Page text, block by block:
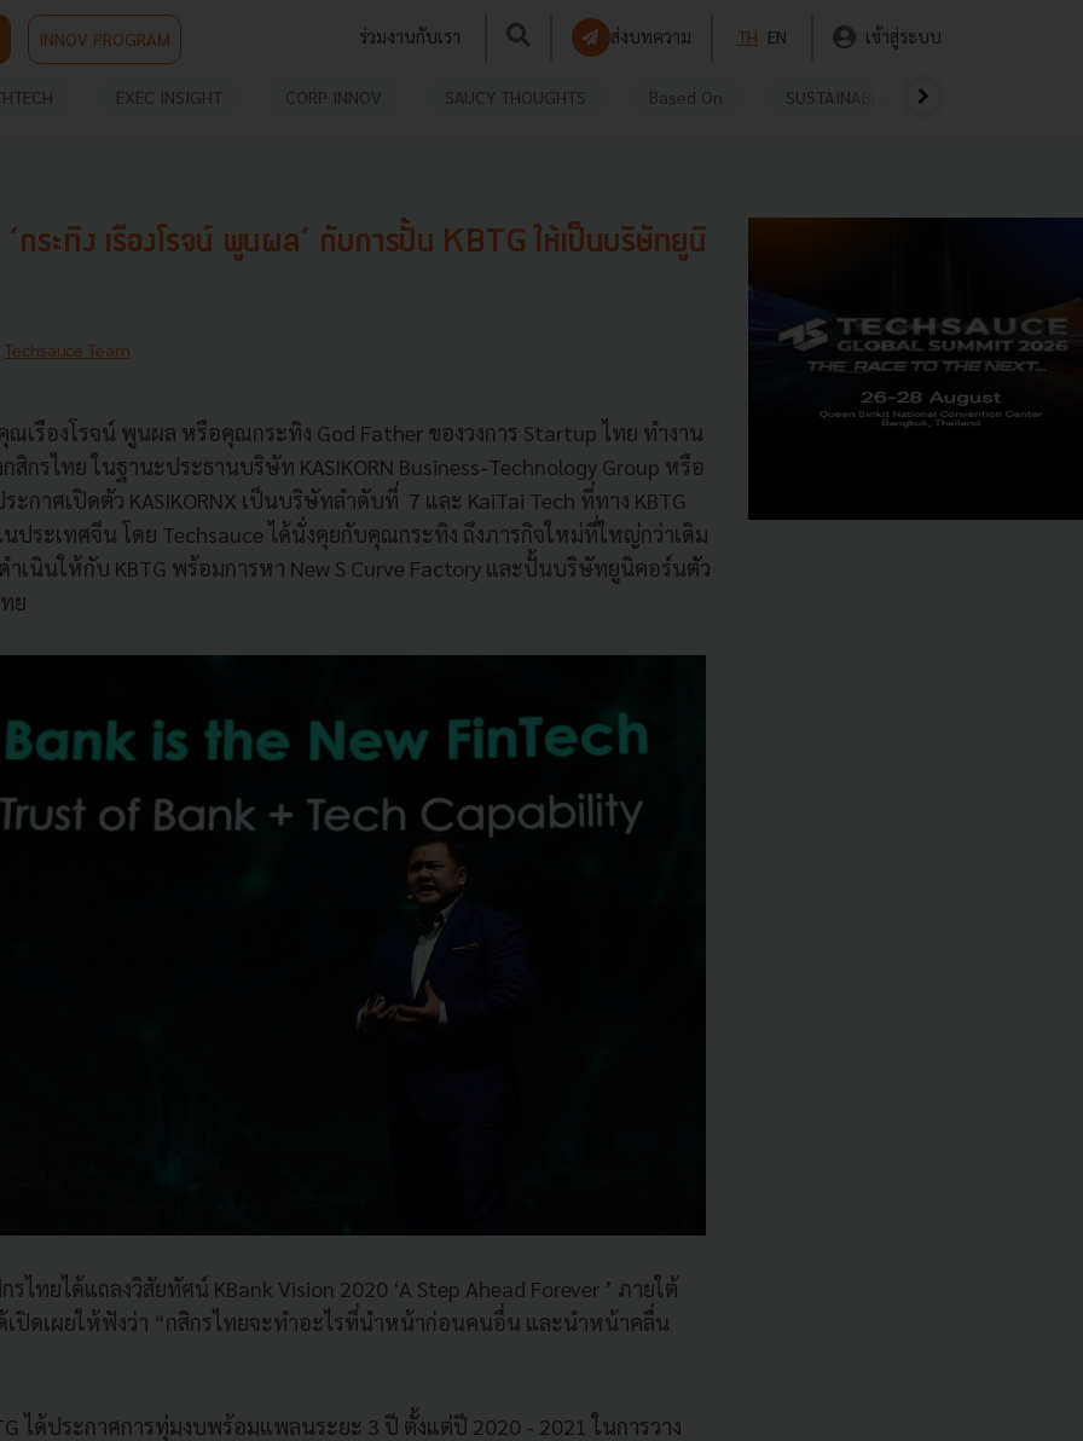
INNOV PROGRAM ร่วมงานกับเรา ส่งบทความ TH EN เข้าสู่ระบบ
EXEC INSIGHT CORP INNOV SAUCY THOUGHTS Based On SUSTAINABLE
กระทิง เรืองโรจน์ พูนผล’ กับการปั้น KBTG ให้เป็นบริษัทยูนิ
Techsauce Team
ณเรืองโรจน์ พูนผล หรือคุณกระทิง God Father ของวงการ Startup ไทย ทำงาน
กรไทย ในฐานะประธานบริษัท KASIKORN Business-Technology Group หรือ
ะกาศเปิดตัว KASIKORNX เป็นบริษัทลำดับที่ 7 และ KaiTai Tech ที่ทาง KBTG
นประเทศจีน โดย Techsauce ได้นั่งคุยกับคุณกระทิง ถึงภารกิจใหม่ที่ใหญ่กว่าเดิม
ำเนินให้กับ KBTG พร้อมการหา New S Curve Factory และปั้นบริษัทยูนิคอร์นตัว
ย
ไทยได้แถลงวิสัยทัศน์ KBank Vision 2020 ‘A Step Ahead Forever ’ ภายใต้
ปิดเผยให้ฟังว่า “กสิกรไทยจะทำอะไรที่นำหน้าก่อนคนอื่น และนำหน้าคลื่น
ได้ประกาศการทุ่มงบพร้อมแพลนระยะ 3 ปี ตั้งแต่ปี 2020 - 2021 ในการวาง